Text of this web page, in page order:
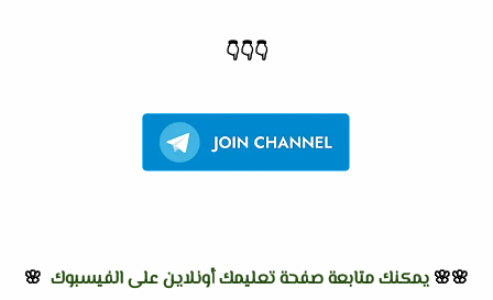
👇
👇
👇
🌸🌸 يمكنك متابعة صفحة تعليمك أونلاين على الفيسبوك 🌸